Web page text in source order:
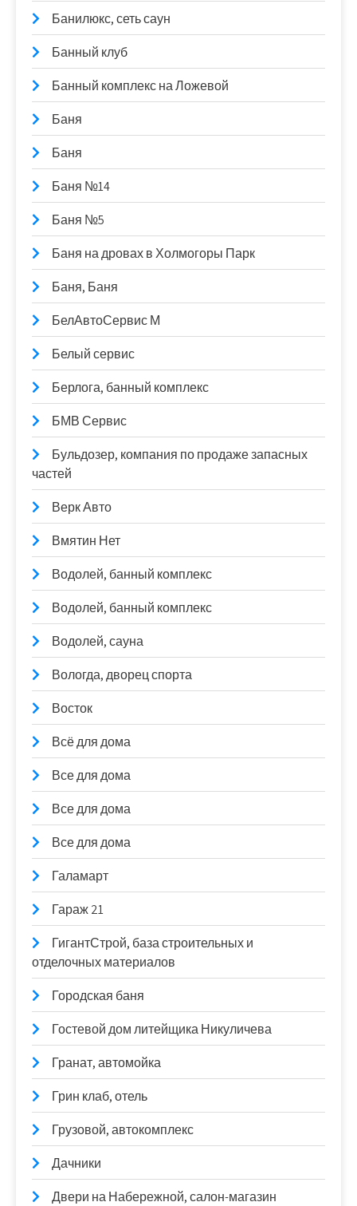
Банилюкс, сеть саун
Банный клуб
Банный комплекс на Ложевой
Баня
Баня
Баня №14
Баня №5
Баня на дровах в Холмогоры Парк
Баня, Баня
БелАвтоСервис М
Белый сервис
Берлога, банный комплекс
БМВ Сервис
Бульдозер, компания по продаже запасных
частей
Верк Авто
Вмятин Нет
Водолей, банный комплекс
Водолей, банный комплекс
Водолей, сауна
Вологда, дворец спорта
Восток
Всё для дома
Все для дома
Все для дома
Все для дома
Галамарт
Гараж 21
ГигантСтрой, база строительных и
отделочных материалов
Городская баня
Гостевой дом литейщика Никуличева
Гранат, автомойка
Грин клаб, отель
Грузовой, автокомплекс
Дачники
Двери на Набережной, салон-магазин